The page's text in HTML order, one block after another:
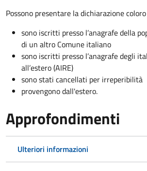
Possono presentare la dichiarazione coloro
sono iscritti presso l’anagrafe della
di un altro Comune italiano
sono iscritti presso l’anagrafe degli
all’estero (AIRE)
sono stati cancellati per irreperibilità
provengono dall'estero.
Approfondimenti
Ulteriori informazioni